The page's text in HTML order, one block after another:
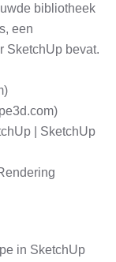
bibliotheek
een
SketchUp bevat.
| SketchUp
in SketchUp